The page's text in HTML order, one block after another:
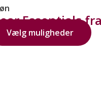
Essentials
Vælg muligheder